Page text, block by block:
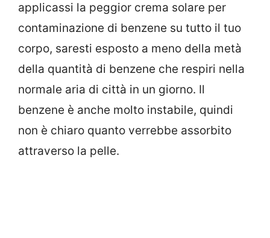
applicassi la peggior crema solare per
contaminazione di benzene su tutto il tuo
corpo, saresti esposto a meno della metà
della quantità di benzene che respiri nella
normale aria di città in un giorno. Il
benzene è anche molto instabile, quindi
non è chiaro quanto verrebbe assorbito
attraverso la pelle.